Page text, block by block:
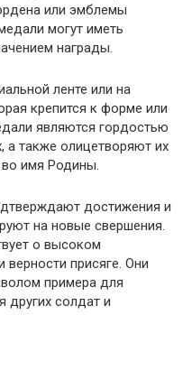
или эмблемы
могут иметь
награды.
ленте или на
крепится к форме или
являются гордостью
также олицетворяют их
имя Родины.
достижения и
на новые свершения.
о высоком
присяге. Они
примера для
других солдат и